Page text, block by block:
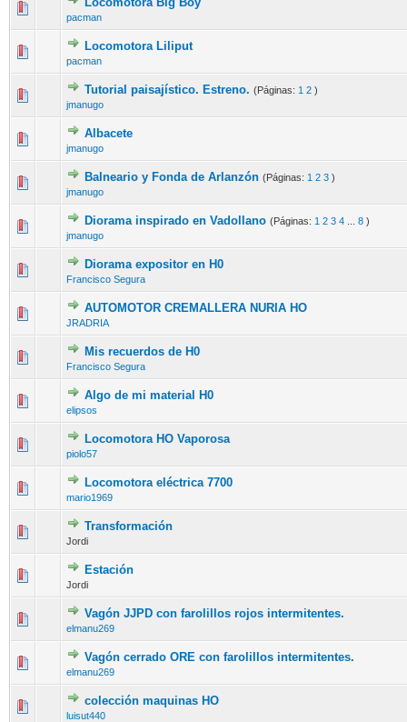
pacman
Locomotora Liliput
pacman
Tutorial paisajístico. Estreno. (Páginas: 1 2 )
jmanugo
Albacete
jmanugo
Balneario y Fonda de Arlanzón (Páginas: 1 2 3 )
jmanugo
Diorama inspirado en Vadollano (Páginas: 1 2 3 4 8 )
jmanugo
Diorama expositor en H0
Francisco Segura
AUTOMOTOR CREMALLERA NURIA HO
JRADRIA
Mis recuerdos de H0
Francisco Segura
Algo de mi material H0
elipsos
Locomotora HO Vaporosa
piolo57
Locomotora eléctrica 7700
mario1969
Transformación
Jordi
Estación
Jordi
Vagón JJPD con farolillos rojos intermitentes.
elmanu269
Vagón cerrado ORE con farolillos intermitentes.
elmanu269
colección maquinas HO
luisut440